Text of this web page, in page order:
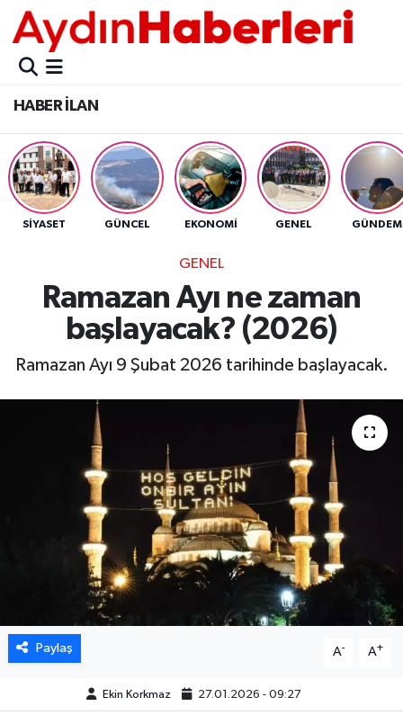
HABER İLAN
SİYASET GÜNCEL EKONOMİ GENEL GÜNDEM
GENEL
Ramazan Ayı ne zaman
başlayacak? (2026)
Ramazan Ayı 9 Şubat 2026 tarihinde başlayacak.
Paylaş A- A+
Ekin Korkmaz 27.01.2026 - 09:27
GÜNCEL
POLİTİKA
BELEDİYELER
ASAYİŞ
BÜLTEN
ÇEVRE
DÜNYA
EĞİTİM
EKOLOJİ VE ÇEVRE
BİLİM VE TEKNOLOJİ
GENEL
GÜNDEM
Aydın Nöbetçi Eczaneler
Aydın Hava Durumu
Aydin Namaz Vakitleri
Aydın Trafik Yoğunluk Haritası
Tüm Manşetler
Son Dakika Haberleri